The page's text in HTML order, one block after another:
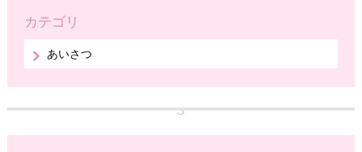
カテゴリ
あいさつ